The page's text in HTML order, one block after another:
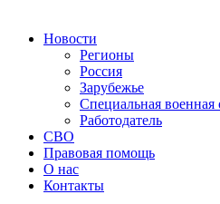
Новости
Регионы
Россия
Зарубежье
Специальная военная
Работодатель
СВО
Правовая помощь
О нас
Контакты